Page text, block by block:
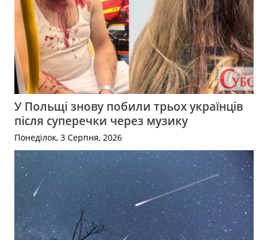
У Польщі знову побили трьох українців
після суперечки через музику
Понеділок, 3 Серпня, 2026